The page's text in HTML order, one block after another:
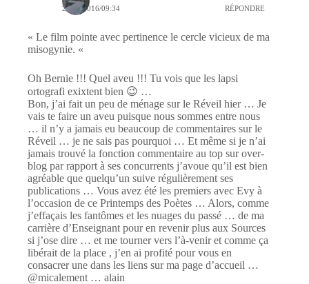
26/03/2016/09:34 RÉPONDRE
« Le film pointe avec pertinence le cercle vicieux de ma
misogynie. «
Oh Bernie !!! Quel aveu !!! Tu vois que les lapsi
ortografi exixtent bien 😉 …
Bon, j’ai fait un peu de ménage sur le Réveil hier … Je
vais te faire un aveu puisque nous sommes entre nous
… il n’y a jamais eu beaucoup de commentaires sur le
Réveil … je ne sais pas pourquoi … Et même si je n’ai
jamais trouvé la fonction commentaire au top sur over-
blog par rapport à ses concurrents j’avoue qu’il est bien
agréable que quelqu’un suive régulièrement ses
publications … Vous avez été les premiers avec Evy à
l’occasion de ce Printemps des Poètes … Alors, comme
j’effaçais les fantômes et les nuages du passé … de ma
carrière d’Enseignant pour en revenir plus aux Sources
si j’ose dire … et me tourner vers l’à-venir et comme ça
libérait de la place , j’en ai profité pour vous en
consacrer une dans les liens sur ma page d’accueil …
@micalement … alain